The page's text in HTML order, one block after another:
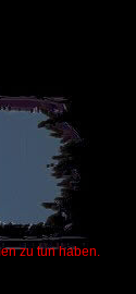
zu tun haben.